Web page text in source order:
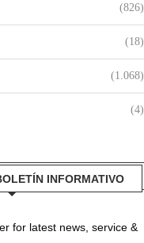
(826)
(18)
(1.068)
(4)
INFORMATIVO
for latest news, service &